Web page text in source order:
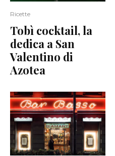
Ricette
Tobì cocktail, la
dedica a San
Valentino di
Azotea